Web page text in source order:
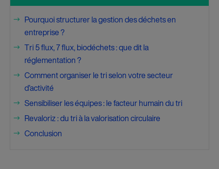
$
Pourquoi structurer la gestion des déchets en
entreprise ?
$
Tri 5 flux, 7 flux, biodéchets : que dit la
réglementation ?
$
Comment organiser le tri selon votre secteur
d’activité
$ Sensibiliser les équipes : le facteur humain du tri
$ Revaloriz : du tri à la valorisation circulaire
$ Conclusion